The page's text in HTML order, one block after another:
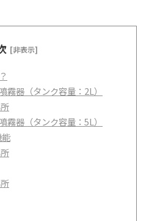
[非表示]
霧器（タンク容量：2L）
霧器（タンク容量：5L）